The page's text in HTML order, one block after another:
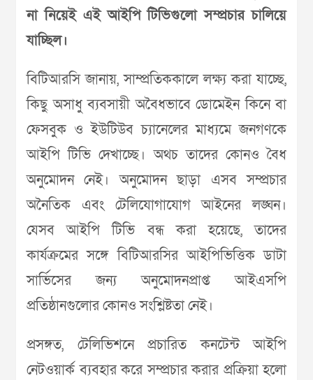
না নিয়েই এই আইপি টিভিগুলো সম্প্রচার চালিয়ে
যাচ্ছিল।
বিটিআরসি জানায়, সাম্প্রতিককালে লক্ষ্য করা যাচ্ছে,
কিছু অসাধু ব্যবসায়ী অবৈধভাবে ডোমেইন কিনে বা
ফেসবুক ও ইউটিউব চ্যানেলের মাধ্যমে জনগণকে
আইপি টিভি দেখাচ্ছে। অথচ তাদের কোনও বৈধ
অনুমোদন নেই। অনুমোদন ছাড়া এসব সম্প্রচার
অনৈতিক এবং টেলিযোগাযোগ আইনের লঙ্ঘন।
যেসব আইপি টিভি বন্ধ করা হয়েছে, তাদের
কার্যক্রমের সঙ্গে বিটিআরসির আইপিভিত্তিক ডাটা
সার্ভিসের জন্য অনুমোদনপ্রাপ্ত আইএসপি
প্রতিষ্ঠানগুলোর কোনও সংশ্লিষ্টতা নেই।
প্রসঙ্গত, টেলিভিশনে প্রচারিত কনটেন্ট আইপি
নেটওয়ার্ক ব্যবহার করে সম্প্রচার করার প্রক্রিয়া হলো